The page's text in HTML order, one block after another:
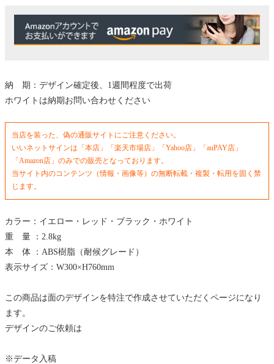
納 期：デザイン確定後、1週間程度で出荷
ホワイトは納期お問い合わせください
当店を装った、偽の通販サイトにご注意ください。
いいネットサインは「本店」「楽天市場店」「Yahoo店」「auPAY店」
「Amazon店」のみでの販売となっております。
当サイト内のコンテンツ（情報・画像等）の無断転載・複製・転用を固く禁
じます。
カラー：イエロー・レッド・ブラック・ホワイト
重 量 ：2.8kg
本 体 ：ABS樹脂（耐候グレード）
表示サイズ：W300×H760mm
この商品は面のデザインを特注で作成させていただくページになり
ます。
デザインのご依頼は
※データ入稿